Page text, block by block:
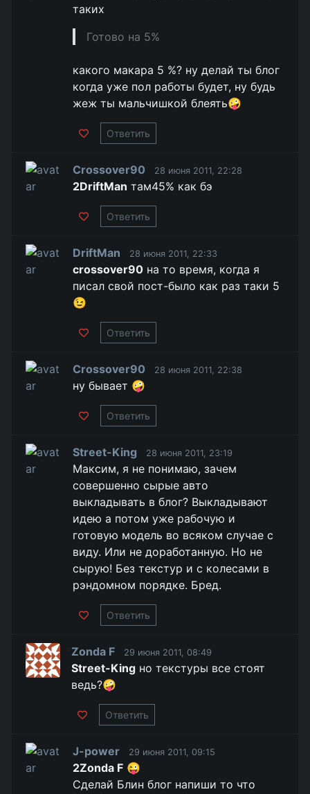
таких
Готово на 5%
какого макара 5 %? ну делай ты блог
когда уже пол работы будет, ну будь
жеж ты мальчишкой блеять🤪
Ответить
Crossover90 28 июня 2011, 22:28
2DriftMan там45% как бэ
Ответить
DriftMan 28 июня 2011, 22:33
crossover90 на то время, когда я
писал свой пост-было как раз таки 5
😉
Ответить
Crossover90 28 июня 2011, 22:38
ну бывает 🤪
Ответить
Street-King 28 июня 2011, 23:19
Максим, я не понимаю, зачем
совершенно сырые авто
выкладывать в блог? Выкладывают
идею а потом уже рабочую и
готовую модель во всяком случае с
виду. Или не доработанную. Но не
сырую! Без текстур и с колесами в
рэндомном порядке. Бред.
Ответить
Zonda F 29 июня 2011, 08:49
Street-King но текстуры все стоят
ведь?🤪
Ответить
J-power 29 июня 2011, 09:15
2Zonda F 😜
Сделай Блин блог напиши то что